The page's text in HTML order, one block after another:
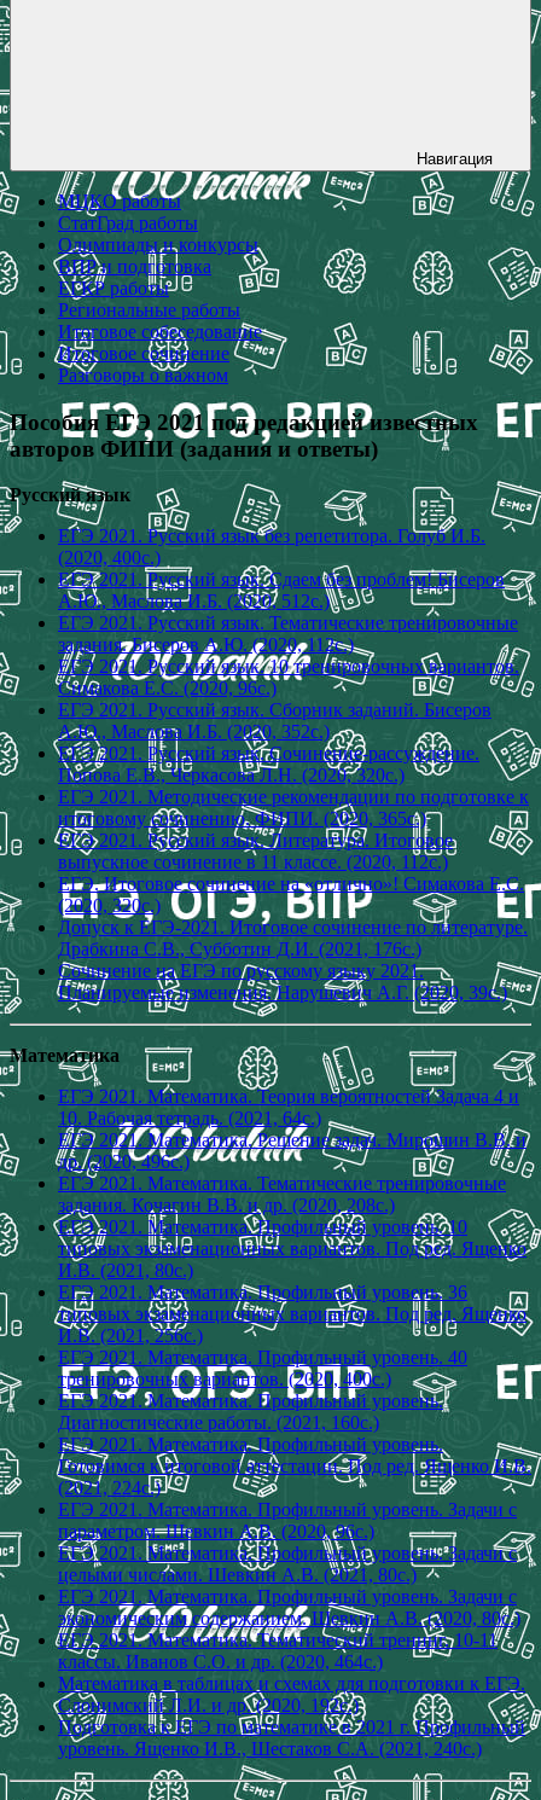
Навигация
МЦКО работы
СтатГрад работы
Олимпиады и конкурсы
ВПР и подготовка
ЕГКР работы
Региональные работы
Итоговое собеседование
Итоговое сочинение
Разговоры о важном
Пособия ЕГЭ 2021 под редакцией известных
авторов ФИПИ (задания и ответы)
Русский язык
ЕГЭ 2021. Русский язык без репетитора. Голуб И.Б.
(2020, 400с.)
ЕГЭ 2021. Русский язык. Сдаем без проблем! Бисеров
А.Ю., Маслова И.Б. (2020, 512с.)
ЕГЭ 2021. Русский язык. Тематические тренировочные
задания. Бисеров А.Ю. (2020, 112с.)
ЕГЭ 2021. Русский язык. 10 тренировочных вариантов.
Симакова Е.С. (2020, 96с.)
ЕГЭ 2021. Русский язык. Сборник заданий. Бисеров
А.Ю., Маслова И.Б. (2020, 352с.)
ЕГЭ 2021. Русский язык. Сочинение-рассуждение.
Попова Е.В., Черкасова Л.Н. (2020, 320с.)
ЕГЭ 2021. Методические рекомендации по подготовке к
итоговому сочинению. ФИПИ. (2020, 365с.)
ЕГЭ 2021. Русский язык. Литература. Итоговое
выпускное сочинение в 11 классе. (2020, 112с.)
ЕГЭ. Итоговое сочинение на «отлично»! Симакова Е.С.
(2020, 320с.)
Допуск к ЕГЭ-2021. Итоговое сочинение по литературе.
Драбкина С.В., Субботин Д.И. (2021, 176с.)
Сочинение на ЕГЭ по русскому языку 2021.
Планируемые изменения. Нарушевич А.Г. (2020, 39с.)
Математика
ЕГЭ 2021. Математика. Теория вероятностей Задача 4 и
10. Рабочая тетрадь. (2021, 64с.)
ЕГЭ 2021. Математика. Решение задач. Мирошин В.В. и
др. (2020, 496с.)
ЕГЭ 2021. Математика. Тематические тренировочные
задания. Кочагин В.В. и др. (2020, 208с.)
ЕГЭ 2021. Математика. Профильный уровень. 10
типовых экзаменационных вариантов. Под ред. Ященко
И.В. (2021, 80с.)
ЕГЭ 2021. Математика. Профильный уровень. 36
типовых экзаменационных вариантов. Под ред. Ященко
И.В. (2021, 256с.)
ЕГЭ 2021. Математика. Профильный уровень. 40
тренировочных вариантов. (2020, 400с.)
ЕГЭ 2021. Математика. Профильный уровень.
Диагностические работы. (2021, 160с.)
ЕГЭ 2021. Математика. Профильный уровень.
Готовимся к итоговой аттестации. Под ред. Ященко И.В.
(2021, 224с.)
ЕГЭ 2021. Математика. Профильный уровень. Задачи с
параметром. Шевкин А.В. (2020, 96с.)
ЕГЭ 2021. Математика. Профильный уровень. Задачи с
целыми числами. Шевкин А.В. (2021, 80с.)
ЕГЭ 2021. Математика. Профильный уровень. Задачи с
экономическим содержанием. Шевкин А.В. (2020, 80с.)
ЕГЭ 2021. Математика. Тематический тренинг. 10-11
классы. Иванов С.О. и др. (2020, 464с.)
Математика в таблицах и схемах для подготовки к ЕГЭ.
Слонимский Л.И. и др. (2020, 192с.)
Подготовка к ЕГЭ по математике в 2021 г. Профильный
уровень. Ященко И.В., Шестаков С.А. (2021, 240с.)